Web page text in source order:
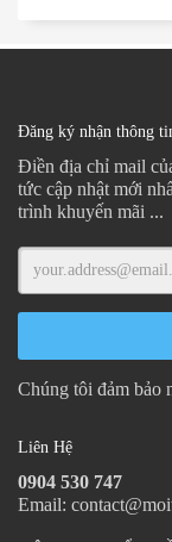
Đăng ký nhận thông
Điền địa chỉ mail
tức cập nhật mới
trình khuyến mãi ...
Chúng tôi đảm bảo
Liên Hệ
0904 530 747
Email: